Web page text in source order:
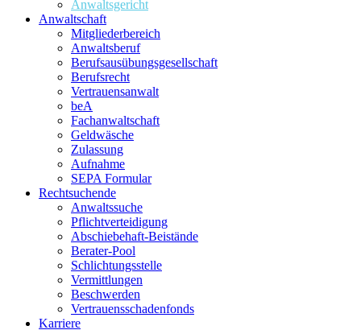
Anwaltsgericht
Anwaltschaft
Mitgliederbereich
Anwaltsberuf
Berufsausübungs­gesellschaft
Berufsrecht
Vertrauensanwalt
beA
Fachanwaltschaft
Geldwäsche
Zulassung
Aufnahme
SEPA Formular
Rechtsuchende
Anwaltssuche
Pflichtverteidigung
Abschiebehaft-Beistände
Berater-Pool
Schlichtungsstelle
Vermittlungen
Beschwerden
Vertrauensschadenfonds
Karriere